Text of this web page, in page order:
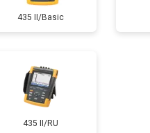
435 II/Basic
435 II/RU